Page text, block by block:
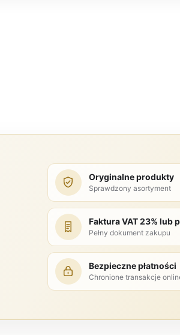
Oryginalne produkty
Sprawdzony asortyment
Faktura VAT 23% lub
Pełny dokument zakupu
Bezpieczne płatności
Chronione transakcje